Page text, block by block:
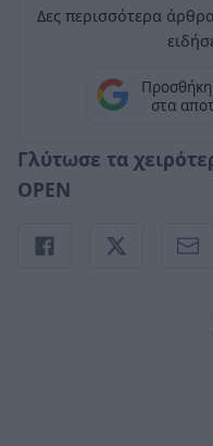
Δες περισσότερα
στα
Γλύτωσε τα
OPEN